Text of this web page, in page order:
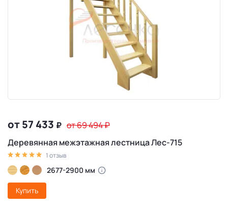
от 57 433 ₽ от 69 494₽
Деревянная межэтажная лестница Лес-715
1 отзыв
2677-2900 мм
Купить